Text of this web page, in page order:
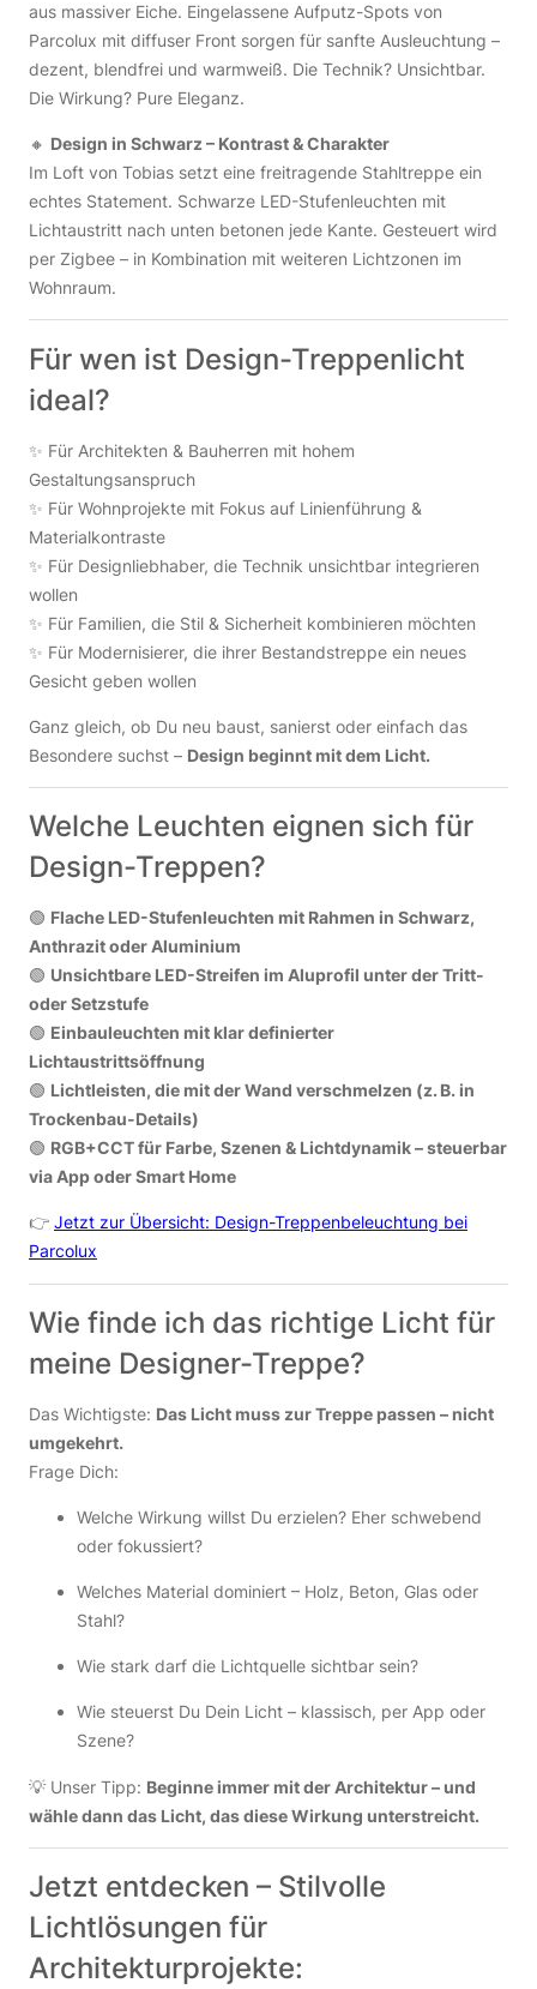
aus massiver Eiche. Eingelassene Aufputz-Spots von
Parcolux mit diffuser Front sorgen für sanfte Ausleuchtung –
dezent, blendfrei und warmweiß. Die Technik? Unsichtbar.
Die Wirkung? Pure Eleganz.
🔸 Design in Schwarz – Kontrast & Charakter
Im Loft von Tobias setzt eine freitragende Stahltreppe ein
echtes Statement. Schwarze LED-Stufenleuchten mit
Lichtaustritt nach unten betonen jede Kante. Gesteuert wird
per Zigbee – in Kombination mit weiteren Lichtzonen im
Wohnraum.
Für wen ist Design-Treppenlicht
ideal?
✨ Für Architekten & Bauherren mit hohem
Gestaltungsanspruch
✨ Für Wohnprojekte mit Fokus auf Linienführung &
Materialkontraste
✨ Für Designliebhaber, die Technik unsichtbar integrieren
wollen
✨ Für Familien, die Stil & Sicherheit kombinieren möchten
✨ Für Modernisierer, die ihrer Bestandstreppe ein neues
Gesicht geben wollen
Ganz gleich, ob Du neu baust, sanierst oder einfach das
Besondere suchst – Design beginnt mit dem Licht.
Welche Leuchten eignen sich für
Design-Treppen?
🟢 Flache LED-Stufenleuchten mit Rahmen in Schwarz,
Anthrazit oder Aluminium
🟢 Unsichtbare LED-Streifen im Aluprofil unter der Tritt-
oder Setzstufe
🟢 Einbauleuchten mit klar definierter
Lichtaustrittsöffnung
🟢 Lichtleisten, die mit der Wand verschmelzen (z. B. in
Trockenbau-Details)
🟢 RGB+CCT für Farbe, Szenen & Lichtdynamik – steuerbar
via App oder Smart Home
👉 Jetzt zur Übersicht: Design-Treppenbeleuchtung bei
Parcolux
Wie finde ich das richtige Licht für
meine Designer-Treppe?
Das Wichtigste: Das Licht muss zur Treppe passen – nicht
umgekehrt.
Frage Dich:
Welche Wirkung willst Du erzielen? Eher schwebend
oder fokussiert?
Welches Material dominiert – Holz, Beton, Glas oder
Stahl?
Wie stark darf die Lichtquelle sichtbar sein?
Wie steuerst Du Dein Licht – klassisch, per App oder
Szene?
💡 Unser Tipp: Beginne immer mit der Architektur – und
wähle dann das Licht, das diese Wirkung unterstreicht.
Jetzt entdecken – Stilvolle
Lichtlösungen für
Architekturprojekte: